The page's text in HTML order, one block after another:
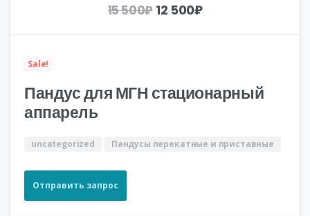
15 500₽ Первоначальная
составляла
12 500₽Текущая
12
Sale!
Пандус для МГН стационарный
аппарель
uncategorized Пандусы перекатные и приставные
Отправить запрос